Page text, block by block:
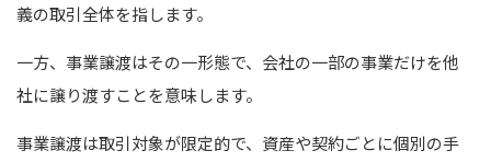
義の取引全体を指します。
一方、事業譲渡はその一形態で、会社の一部の事業だけを他
社に譲り渡すことを意味します。
事業譲渡は取引対象が限定的で、資産や契約ごとに個別の手